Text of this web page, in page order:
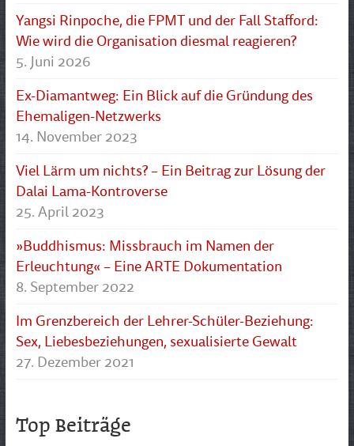
Yangsi Rinpoche, die FPMT und der Fall Stafford:
Wie wird die Organisation diesmal reagieren?
5. Juni 2026
Ex-Diamantweg: Ein Blick auf die Gründung des
Ehemaligen-Netzwerks
14. November 2023
Viel Lärm um nichts? – Ein Beitrag zur Lösung der
Dalai Lama-Kontroverse
25. April 2023
»Buddhismus: Missbrauch im Namen der
Erleuchtung« – Eine ARTE Dokumentation
8. September 2022
Im Grenzbereich der Lehrer-Schüler-Beziehung:
Sex, Liebesbeziehungen, sexualisierte Gewalt
27. Dezember 2021
Top Beiträge